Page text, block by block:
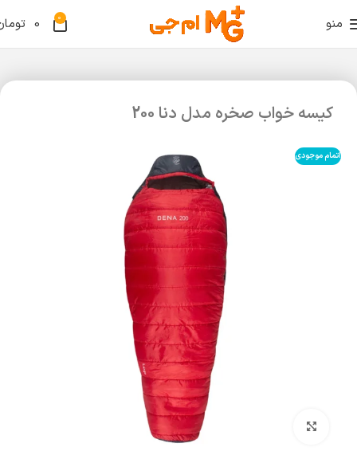
منو 0
0
کیسه خواب صخره مدل دنا 200
اتمام موجودی